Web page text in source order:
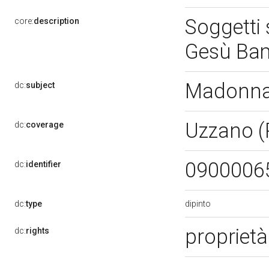
core:description
Soggetti
Gesù
dc:subject
dc:coverage Uzzano
dc:identifier
dc:type dipinto
dc:rights